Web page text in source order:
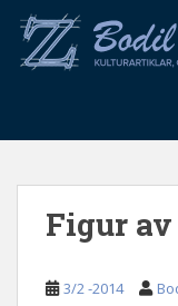
o
Figur
3/2 -2014